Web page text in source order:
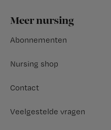
Footer
Meer nursing
Abonnementen
Nursing shop
Contact
Veelgestelde vragen